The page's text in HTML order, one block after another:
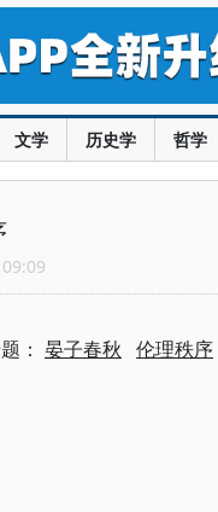
文学 历史学 哲学
： 晏子春秋 伦理秩序